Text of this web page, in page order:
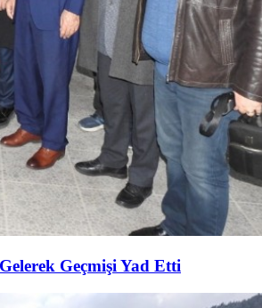
Geçmişi Yad Etti